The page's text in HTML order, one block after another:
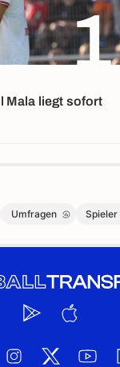
1
Mala liegt sofort
Umfragen Spieler